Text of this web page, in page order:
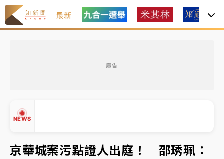
最新
廣告
NEWS
周末精選｜
物醫籲多吃蔬果代謝
《知新聞》揭「運科計畫」人體實驗黑幕 運動部不追
究！遭監委質疑
京華城案污點證人出庭！ 邵琇珮：